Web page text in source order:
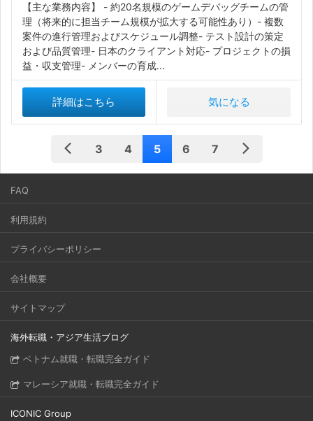
【主な業務内容】 - 約20名規模のゲームデバッグチームの管
理（将来的に担当チーム規模が拡大する可能性あり）- 複数
案件の進行管理およびスケジュール調整- テスト設計の策定
および品質管理- 日本のクライアント対応- プロジェクトの損
益・収支管理- メンバーの育成...
詳細はこちら 気になる
3 4 5 6 7
FAQ
利用規約
プライバシーポリシー
会社概要
サイトマップ
海外転職・アジア生活ブログ
ベトナム就職・転職完全ガイド
マレーシア就職・転職完全ガイド
ICONIC Group